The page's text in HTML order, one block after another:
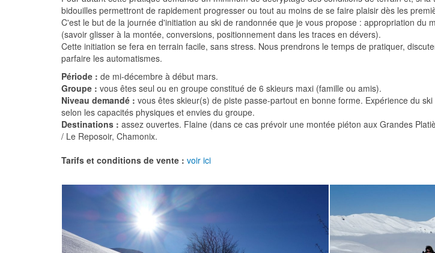
bidouilles permettront de rapidement progresser ou tout au moins de se faire plaisir dès les
C'est le but de la journée d'initiation au ski de randonnée que je vous propose : appropriation
(savoir glisser à la montée, conversions, positionnement dans les traces en dévers).
Cette initiation se fera en terrain facile, sans stress. Nous prendrons le temps de pratiquer,
parfaire les automatismes.
Période : de mi-décembre à début mars.
Groupe : vous êtes seul ou en groupe constitué de 6 skieurs maxi (famille ou amis).
Niveau demandé : vous êtes skieur(s) de piste passe-partout en bonne forme. Expérience du
selon les capacités physiques et envies du groupe.
Destinations : assez ouvertes. Flaine (dans ce cas prévoir une montée piéton aux Grandes
/ Le Reposoir, Chamonix.
Tarifs et conditions de vente : voir ici